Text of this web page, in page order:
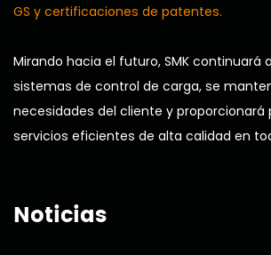
GS y certificaciones de patentes.
Mirando hacia el futuro, SMK continuará
sistemas de control de carga, se
necesidades del cliente y proporcionará
servicios eficientes de alta calidad en
Noticias